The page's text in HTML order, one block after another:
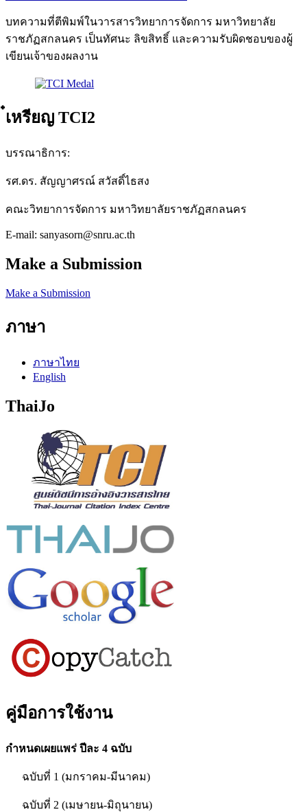
บทความที่ตีพิมพ์ในวารสารวิทยาการจัดการ มหาวิทยาลัย
ราชภัฏสกลนคร เป็นทัศนะ ลิขสิทธิ์ และความรับผิดชอบของผู้
เขียนเจ้าของผลงาน
๋เหรียญ TCI2
บรรณาธิการ:
รศ.ดร. สัญญาศรณ์ สวัสดิ์ไธสง
คณะวิทยาการจัดการ มหาวิทยาลัยราชภัฏสกลนคร
E-mail: sanyasorn@snru.ac.th
Make a Submission
Make a Submission
ภาษา
ภาษาไทย
English
ThaiJo
คู่มือการใช้งาน
กำหนดเผยแพร่ ปีละ 4 ฉบับ
ฉบับที่ 1 (มกราคม-มีนาคม)
ฉบับที่ 2 (เมษายน-มิถุนายน)